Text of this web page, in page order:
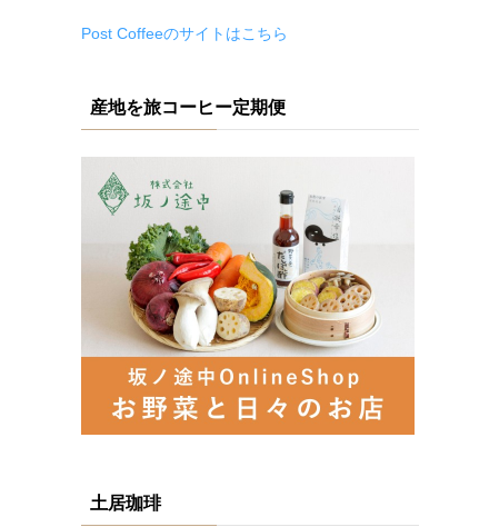
Post Coffeeのサイトはこちら
産地を旅コーヒー定期便
土居珈琲